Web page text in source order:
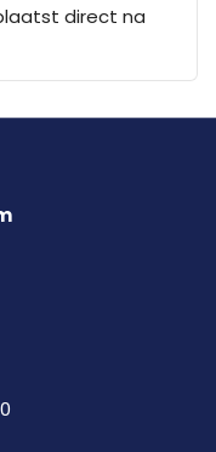
direct na